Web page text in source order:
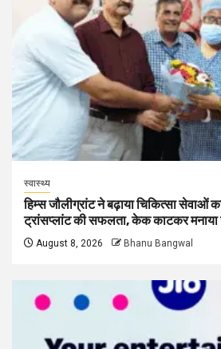
स्वास्थ्य
हिम्स जौलीग्रांट ने बढ़ाया चिकित्सा सेवाओं
ट्रांसप्लांट की सफलता, केक काटकर
August 8, 2026 Bhanu Bangwal